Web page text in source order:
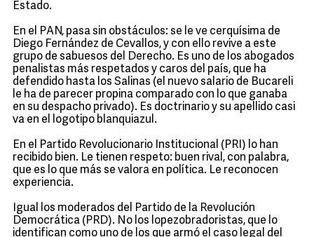
Estado.
En el PAN, pasa sin obstáculos: se le ve cerquísima de
Diego Fernández de Cevallos, y con ello revive a este
grupo de sabuesos del Derecho. Es uno de los abogados
penalistas más respetados y caros del país, que ha
defendido hasta los Salinas (el nuevo salario de Bucareli
le ha de parecer propina comparado con lo que ganaba
en su despacho privado). Es doctrinario y su apellido casi
va en el logotipo blanquiazul.
En el Partido Revolucionario Institucional (PRI) lo han
recibido bien. Le tienen respeto: buen rival, con palabra,
que es lo que más se valora en política. Le reconocen
experiencia.
Igual los moderados del Partido de la Revolución
Democrática (PRD). No los lopezobradoristas, que lo
identifican como uno de los que armó el caso legal del